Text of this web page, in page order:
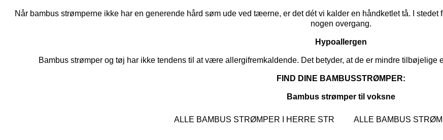
Når bambus strømperne ikke har en generende hård søm ude ved tæerne, er det dét vi kalder en håndketlet tå. I
nogen overgang.
Hypoallergen
Bambus strømper og tøj har ikke tendens til at være allergifremkaldende. Det betyder, at de er mindre tilbøjelige
FIND DINE BAMBUSSTRØMPER:
Bambus strømper til voksne
ALLE BAMBUS STRØMPER I HERRE STR ALLE BAMBUS